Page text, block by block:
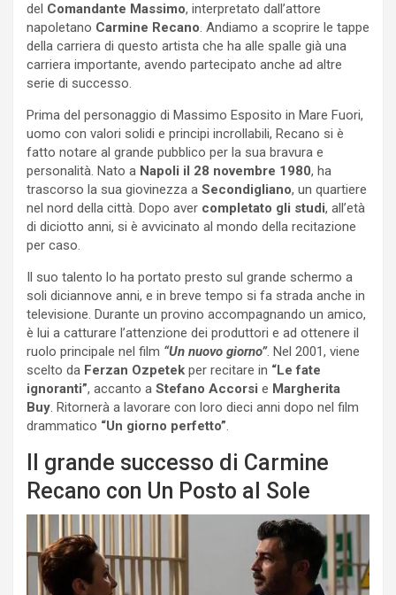
del Comandante Massimo, interpretato dall’attore
napoletano Carmine Recano. Andiamo a scoprire le tappe
della carriera di questo artista che ha alle spalle già una
carriera importante, avendo partecipato anche ad altre
serie di successo.
Prima del personaggio di Massimo Esposito in Mare Fuori,
uomo con valori solidi e principi incrollabili, Recano si è
fatto notare al grande pubblico per la sua bravura e
personalità. Nato a Napoli il 28 novembre 1980, ha
trascorso la sua giovinezza a Secondigliano, un quartiere
nel nord della città. Dopo aver completato gli studi, all’età
di diciotto anni, si è avvicinato al mondo della recitazione
per caso.
Il suo talento lo ha portato presto sul grande schermo a
soli diciannove anni, e in breve tempo si fa strada anche in
televisione. Durante un provino accompagnando un amico,
è lui a catturare l’attenzione dei produttori e ad ottenere il
ruolo principale nel film “Un nuovo giorno”. Nel 2001, viene
scelto da Ferzan Ozpetek per recitare in “Le fate
ignoranti”, accanto a Stefano Accorsi e Margherita
Buy. Ritornerà a lavorare con loro dieci anni dopo nel film
drammatico “Un giorno perfetto”.
Il grande successo di Carmine
Recano con Un Posto al Sole